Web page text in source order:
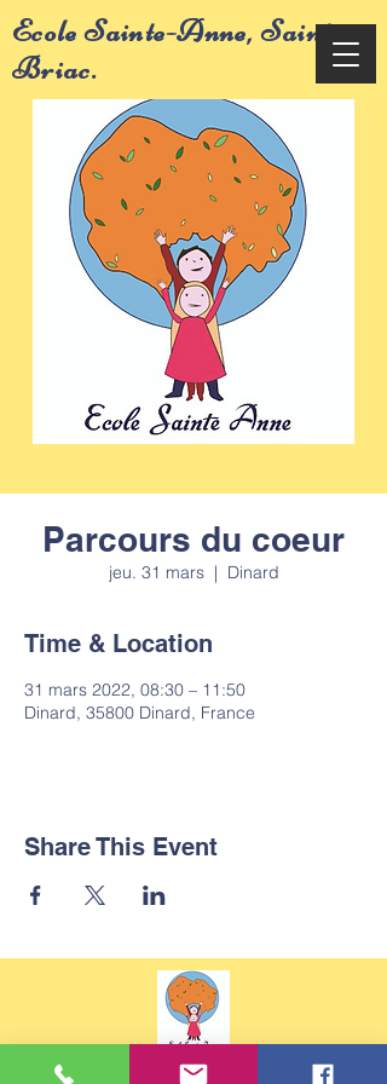
Ecole Sainte-Anne, Saint-
Briac.
Parcours du coeur
jeu. 31 mars
  |
Dinard
Time & Location
31 mars 2022, 08:30 – 11:50
Dinard, 35800 Dinard, France
Share This Event